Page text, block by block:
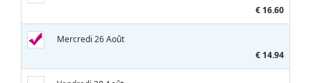
€ 16.60
Mercredi 26 Août
€ 14.94